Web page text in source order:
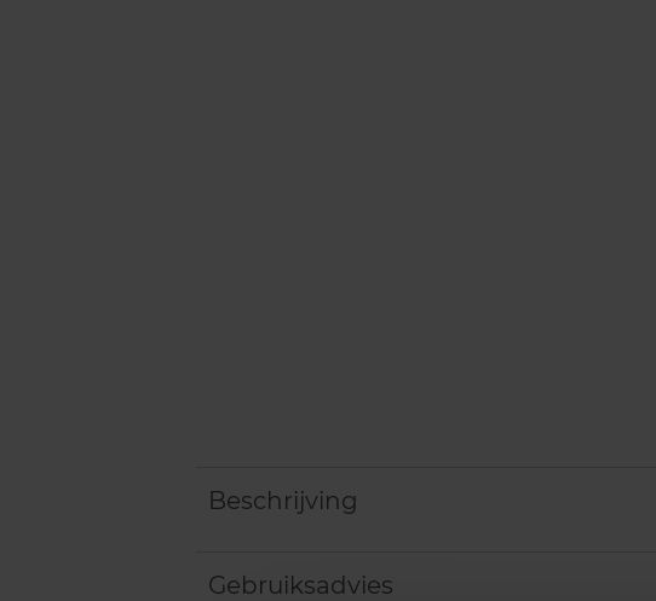
Beschrijving
Gebruiksadvies